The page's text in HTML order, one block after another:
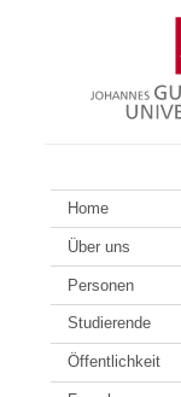
Mainz
Home
Über uns
Personen
Studierende
Öffentlichkeit